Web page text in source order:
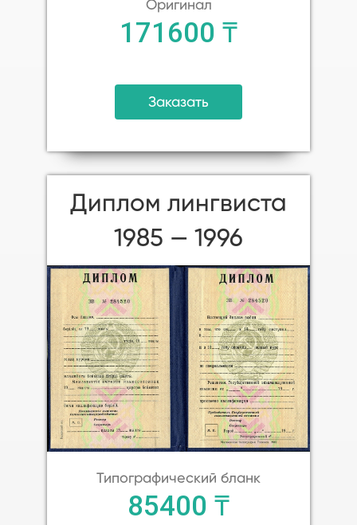
Оригинал
171600 ₸
Заказать
Диплом лингвиста
1985 — 1996
Типографический бланк
85400 ₸